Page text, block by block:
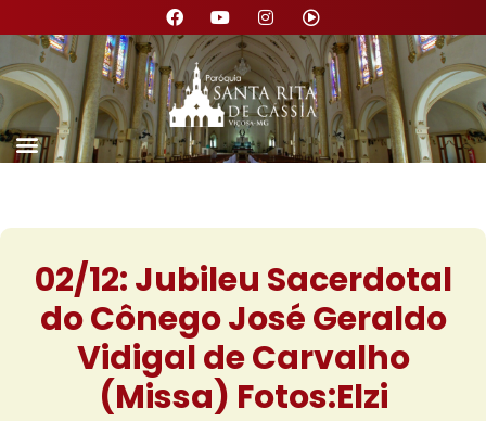
02/12: Jubileu Sacerdotal
do Cônego José Geraldo
Vidigal de Carvalho
(Missa) Fotos:Elzi